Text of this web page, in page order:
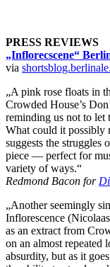
PRESS REVIEWS
„Inflorecscene“
via
„A pink rose floats in
Crowded House’s
reminding us not to let
What could it possibly
suggests the
piece — perfect for
variety of ways.“
Redmond Bacon for
„Another seemingly
Inflorescence
as an extract from
on an almost repeated
absurdity, but as it